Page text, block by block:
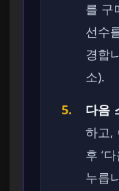
를 구
선수
경합
소).
5.
다음
하고,
후 ‘
누릅